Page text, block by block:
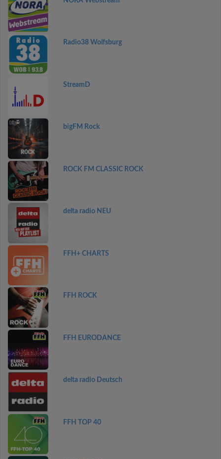
Radio38 Wolfsburg
StreamD
bigFM Rock
ROCK FM CLASSIC ROCK
delta radio NEU
FFH+ CHARTS
FFH ROCK
FFH EURODANCE
delta radio Deutsch
FFH TOP 40